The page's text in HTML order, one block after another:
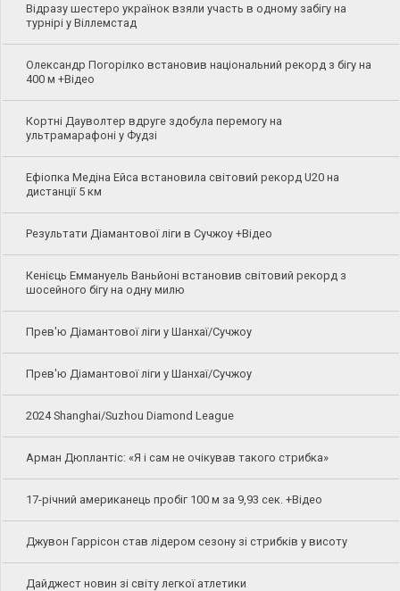
Відразу шестеро українок взяли участь в одному забігу на
турнірі у Віллемстад
Олександр Погорілко встановив національний рекорд з бігу на
400 м +Відео
Кортні Дауволтер вдруге здобула перемогу на
ультрамарафоні у Фудзі
Ефіопка Медіна Ейса встановила світовий рекорд U20 на
дистанції 5 км
Результати Діамантової ліги в Сучжоу +Відео
Кенієць Еммануель Ваньйоні встановив світовий рекорд з
шосейного бігу на одну милю
Прев'ю Діамантової ліги у Шанхаї/Сучжоу
Прев'ю Діамантової ліги у Шанхаї/Сучжоу
2024 Shanghai/Suzhou Diamond League
Арман Дюплантіс: «Я і сам не очікував такого стрибка»
17-річний американець пробіг 100 м за 9,93 сек. +Відео
Джувон Гаррісон став лідером сезону зі стрибків у висоту
Дайджест новин зі світу легкої атлетики